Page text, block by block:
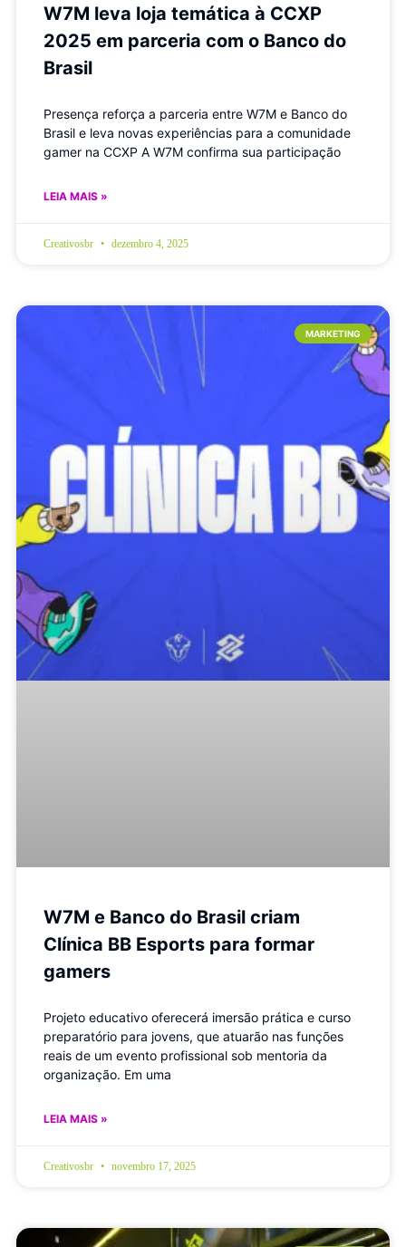
W7M leva loja temática à CCXP
2025 em parceria com o Banco do
Brasil
Presença reforça a parceria entre W7M e Banco do
Brasil e leva novas experiências para a comunidade
gamer na CCXP A W7M confirma sua participação
LEIA MAIS »
Creativosbr dezembro 4, 2025
MARKETING
W7M e Banco do Brasil criam
Clínica BB Esports para formar
gamers
Projeto educativo oferecerá imersão prática e curso
preparatório para jovens, que atuarão nas funções
reais de um evento profissional sob mentoria da
organização. Em uma
LEIA MAIS »
Creativosbr novembro 17, 2025